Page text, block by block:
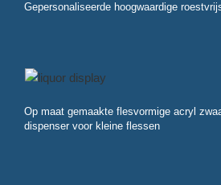
Gepersonaliseerde hoogwaardige
Op maat gemaakte flesvormige acryl
dispenser voor kleine flessen